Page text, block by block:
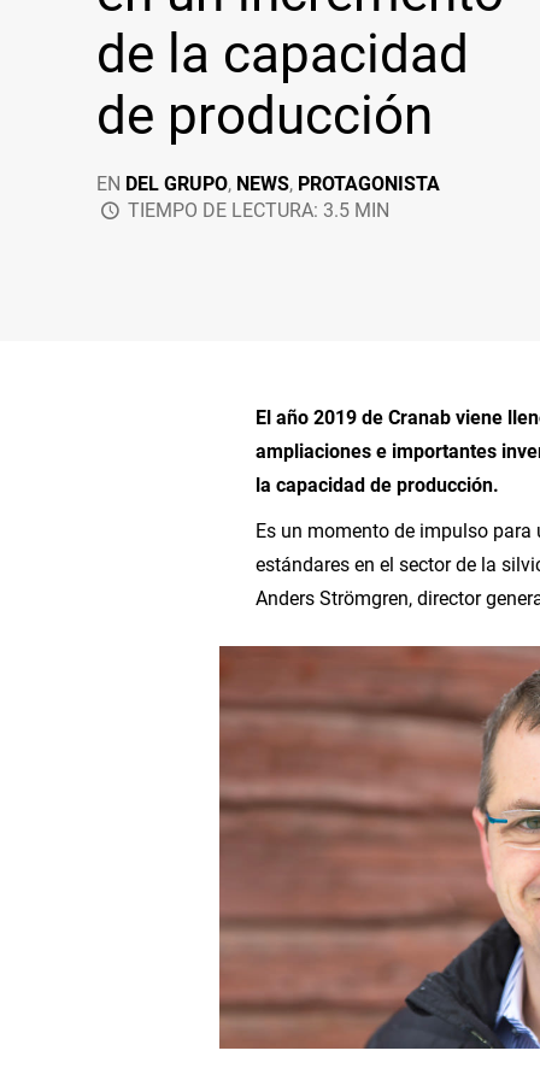
de la capacidad
de producción
EN DEL GRUPO, NEWS, PROTAGONISTA
TIEMPO DE LECTURA: 3.5 MIN
El año 2019 de Cranab viene
ampliaciones e importantes
la capacidad de producción.
Es un momento de impulso
estándares en el sector de la
Anders Strömgren, director